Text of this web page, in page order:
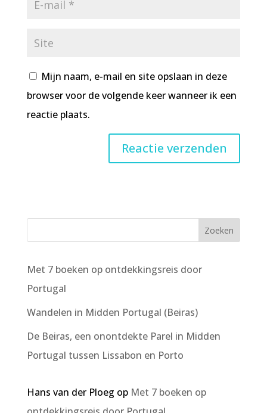
Mijn naam, e-mail en site opslaan in deze
browser voor de volgende keer wanneer ik een
reactie plaats.
Met 7 boeken op ontdekkingsreis door
Portugal
Wandelen in Midden Portugal (Beiras)
De Beiras, een onontdekte Parel in Midden
Portugal tussen Lissabon en Porto
Hans van der Ploeg op Met 7 boeken op